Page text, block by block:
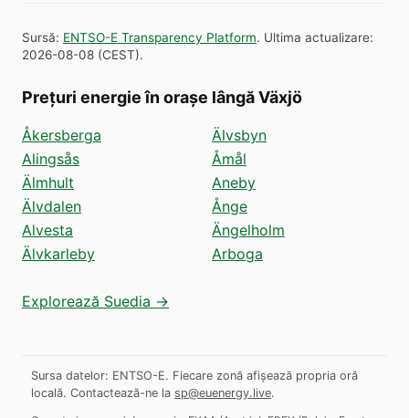
Sursă: ENTSO-E Transparency Platform. Ultima actualizare:
2026-08-08 (CEST).
Prețuri energie în orașe lângă Växjö
Åkersberga
Alingsås
Älmhult
Älvdalen
Alvesta
Älvkarleby
Älvsbyn
Åmål
Aneby
Ånge
Ängelholm
Arboga
Explorează Suedia →
Sursa datelor: ENTSO-E. Fiecare zonă afișează propria oră
locală. Contactează-ne la sp@euenergy.live.